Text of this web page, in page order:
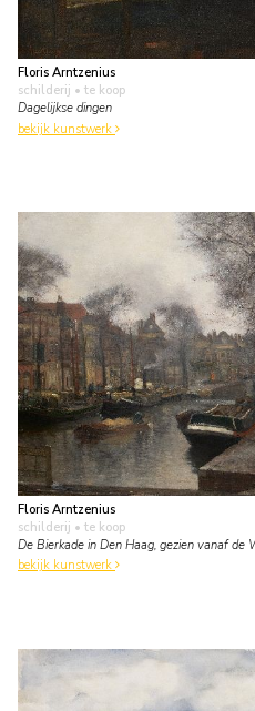
Floris Arntzenius
schilderij • te koop
Dagelijkse dingen
bekijk kunstwerk
Floris Arntzenius
schilderij • te koop
De Bierkade in Den Haag, gezien vanaf de
bekijk kunstwerk